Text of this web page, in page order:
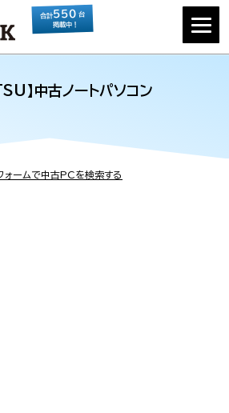
合計550 台
掲載中！
】中古ノートパソコン
ォームで中古PCを検索する